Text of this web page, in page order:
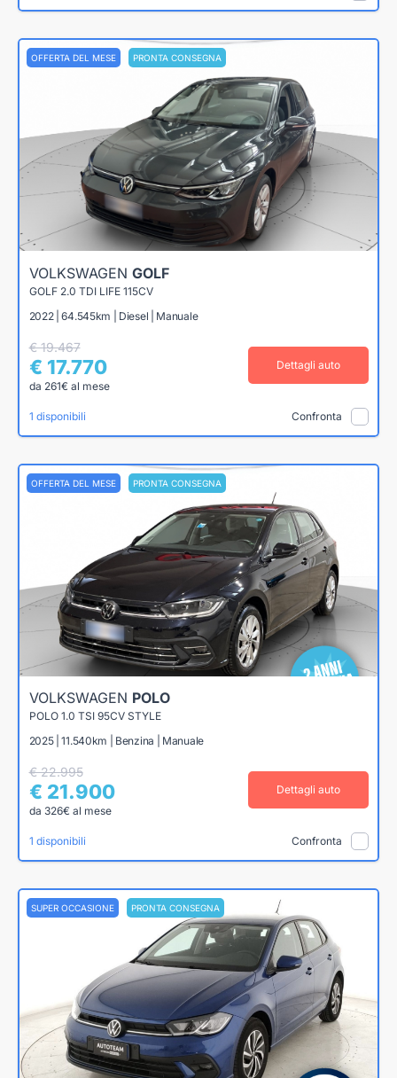
OFFERTA DEL MESE PRONTA CONSEGNA
VOLKSWAGEN GOLF
GOLF 2.0 TDI LIFE 115CV
2022 | 64.545km | Diesel | Manuale
€ 19.467
€ 17.770
da 261€ al mese
Dettagli auto
1 disponibili Confronta
OFFERTA DEL MESE PRONTA CONSEGNA
VOLKSWAGEN POLO
POLO 1.0 TSI 95CV STYLE
2025 | 11.540km | Benzina | Manuale
€ 22.995
€ 21.900
da 326€ al mese
Dettagli auto
1 disponibili Confronta
SUPER OCCASIONE PRONTA CONSEGNA